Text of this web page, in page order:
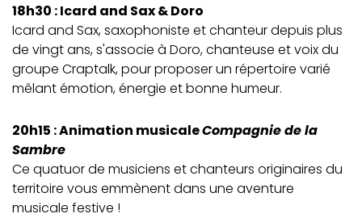
18h30 : Icard and Sax & Doro
Icard and Sax, saxophoniste et chanteur depuis plus
de vingt ans, s'associe à Doro, chanteuse et voix du
groupe Craptalk, pour proposer un répertoire varié
mêlant émotion, énergie et bonne humeur.
20h15 : Animation musicaleCompagnie de la
Sambre
Ce quatuor de musiciens et chanteurs originaires du
territoire vous emmènent dans une aventure
musicale festive !